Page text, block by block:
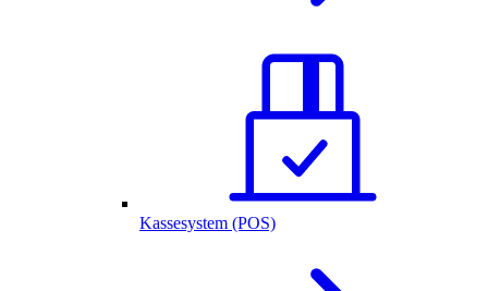
Kassesystem (POS)